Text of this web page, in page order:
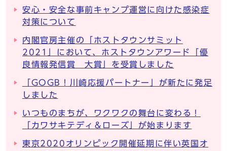
安心・安全な事前キャンプ運営に向けた感染症
対策について
内閣官房主催の「ホストタウンサミット
2021」において、ホストタウンアワード「優
良情報発信賞 大賞」を受賞しました
「GOGB！川崎応援パートナー」が新たに発足
しました
いつものまちが、ワクワクの舞台に変わる！
「カワサキテディ＆ローズ」が始まります
東京2020オリンピック開催延期に伴い英国オ